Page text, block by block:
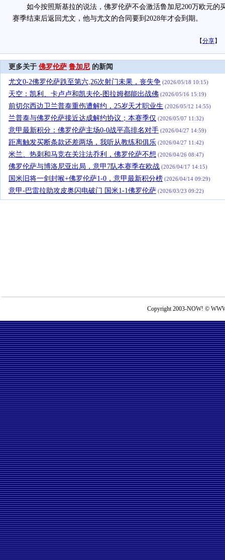
如今按照斯基拉的说法，佛罗伦萨不会激活鲁加尼200万欧元的
赛季结束后返回尤文，他与尤文的合同要到2028年才会到期。
【分享】
更多关于 佛罗伦萨 鲁加尼 的新闻
尤文0-2佛罗伦萨跌至第六,26次射门未果，丧失争 (2026/05/18 10:15)
天空：凯利、卡卢卢和凯夫伦-图拉姆都能出战佛 (2026/05/16 15:19)
前切尔西边卫兰普泰重伤遭解约，25岁天才职业生 (2026/05/12 14:55)
兰普泰与佛罗伦萨接近达成解约协议；本赛季仅 (2026/05/07 11:32)
意甲最新积分：佛罗伦萨主场0-0战平高排名对手 (2026/04/27 14:59)
距离触发买断条款还差两场，我听从教练和俱乐 (2026/04/27 11:42)
米兰、热刺和马竞在关注法乔利，佛罗伦萨不想 (2026/04/26 08:47)
佛罗伦萨与博洛尼亚出局，意甲7队本赛季在欧战 (2026/04/17 14:15)
国米旧将一剑封喉+佛罗伦萨1-0，意甲最新积分榜 (2026/04/14 09:29)
意甲-巴雷拉助攻皮奥闪电破门 国米1-1佛罗伦萨 (2026/03/23 09:22)
Copyright 2003-NOW! ©